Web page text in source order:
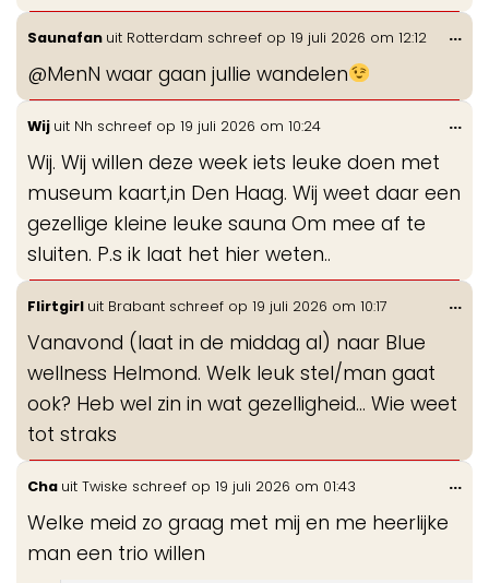
Saunafan uit Rotterdam schreef op 19 juli 2026 om 12:12
@MenN waar gaan jullie wandelen
...
Wij uit Nh schreef op 19 juli 2026 om 10:24
Wij. Wij willen deze week iets leuke doen met
museum kaart,in Den Haag. Wij weet daar een
gezellige kleine leuke sauna Om mee af te
sluiten. P.s ik laat het hier weten..
...
Flirtgirl uit Brabant schreef op 19 juli 2026 om 10:17
Vanavond (laat in de middag al) naar Blue
wellness Helmond. Welk leuk stel/man gaat
ook? Heb wel zin in wat gezelligheid... Wie weet
tot straks
...
Cha uit Twiske schreef op 19 juli 2026 om 01:43
Welke meid zo graag met mij en me heerlijke
man een trio willen
...